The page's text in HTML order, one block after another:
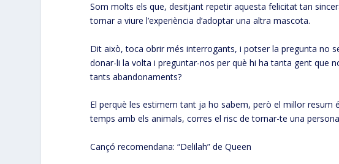
Som molts els que, desitjant repetir aquesta felicitat tan
tornar a viure l’experiència d’adoptar una altra mascota.
Dit això, toca obrir més interrogants, i potser la pregunta no
donar-li la volta i preguntar-nos per què hi ha tanta gent que
tants abandonaments?
El perquè les estimem tant ja ho sabem, però el millor resum
temps amb els animals, corres el risc de tornar-te una
Cançó recomendana: “Delilah” de Queen